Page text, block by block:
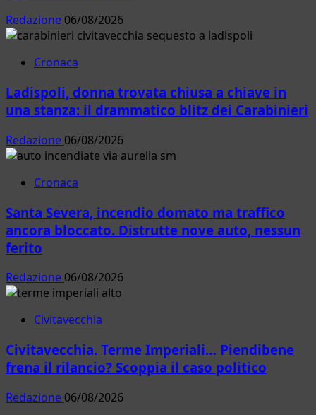
Redazione 06/08/2026
Cronaca
Ladispoli, donna trovata chiusa a chiave in
una stanza: il drammatico blitz dei Carabinieri
Redazione 06/08/2026
Cronaca
Santa Severa, incendio domato ma traffico
ancora bloccato. Distrutte nove auto, nessun
ferito
Redazione 06/08/2026
Civitavecchia
Civitavecchia. Terme Imperiali… Piendibene
frena il rilancio? Scoppia il caso politico
Redazione 06/08/2026